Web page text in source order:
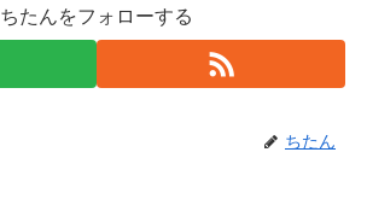
ちたんをフォローする
ちたん